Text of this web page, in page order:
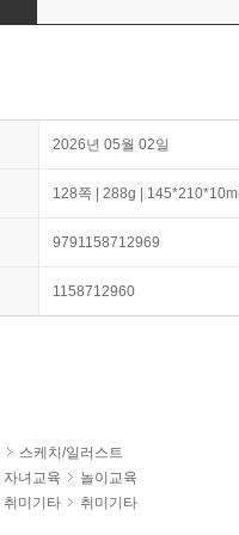
2026년 05월 02일
128쪽 | 288g |
9791158712969
1158712960
스케치/일러스트
자녀교육
놀이교육
취미기타 취미기타